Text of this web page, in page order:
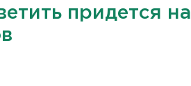
придется на